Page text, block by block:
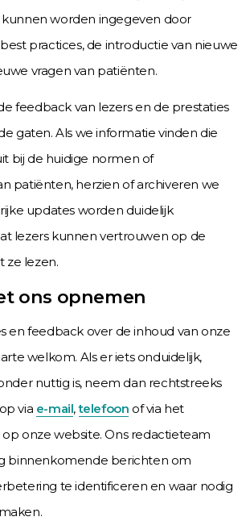
worden ingegeven door
practices, de introductie van nieuwe
vragen van patiënten.
feedback van lezers en de prestaties
gaten. Als we informatie vinden die
bij de huidige normen of
patiënten, herzien of archiveren we
updates worden duidelijk
lezers kunnen vertrouwen op de
ze lezen.
ons opnemen
en feedback over de inhoud van onze
welkom. Als er iets onduidelijk,
nuttig is, neem dan rechtstreeks
via e-mail,telefoon of via het
op onze website. Ons redactieteam
binnenkomende berichten om
te identificeren en waar nodig